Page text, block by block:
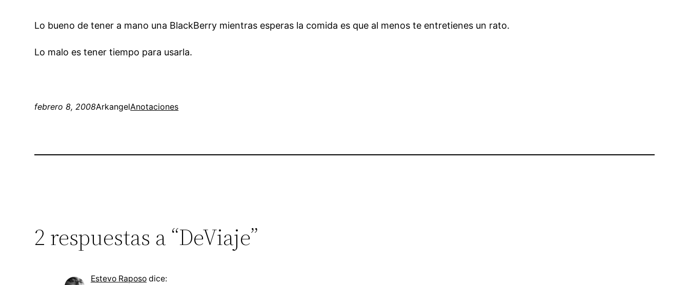
Lo bueno de tener a mano una BlackBerry mientras esperas la comida es que al menos te entretienes un rato.
Lo malo es tener tiempo para usarla.
febrero 8, 2008ArkangelAnotaciones
2 respuestas a “DeViaje”
Estevo Raposo dice: